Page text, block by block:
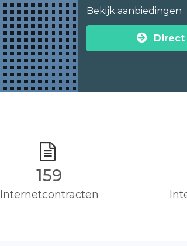
Bekijk aanbiedingen
Direct
160
Internetcontracten